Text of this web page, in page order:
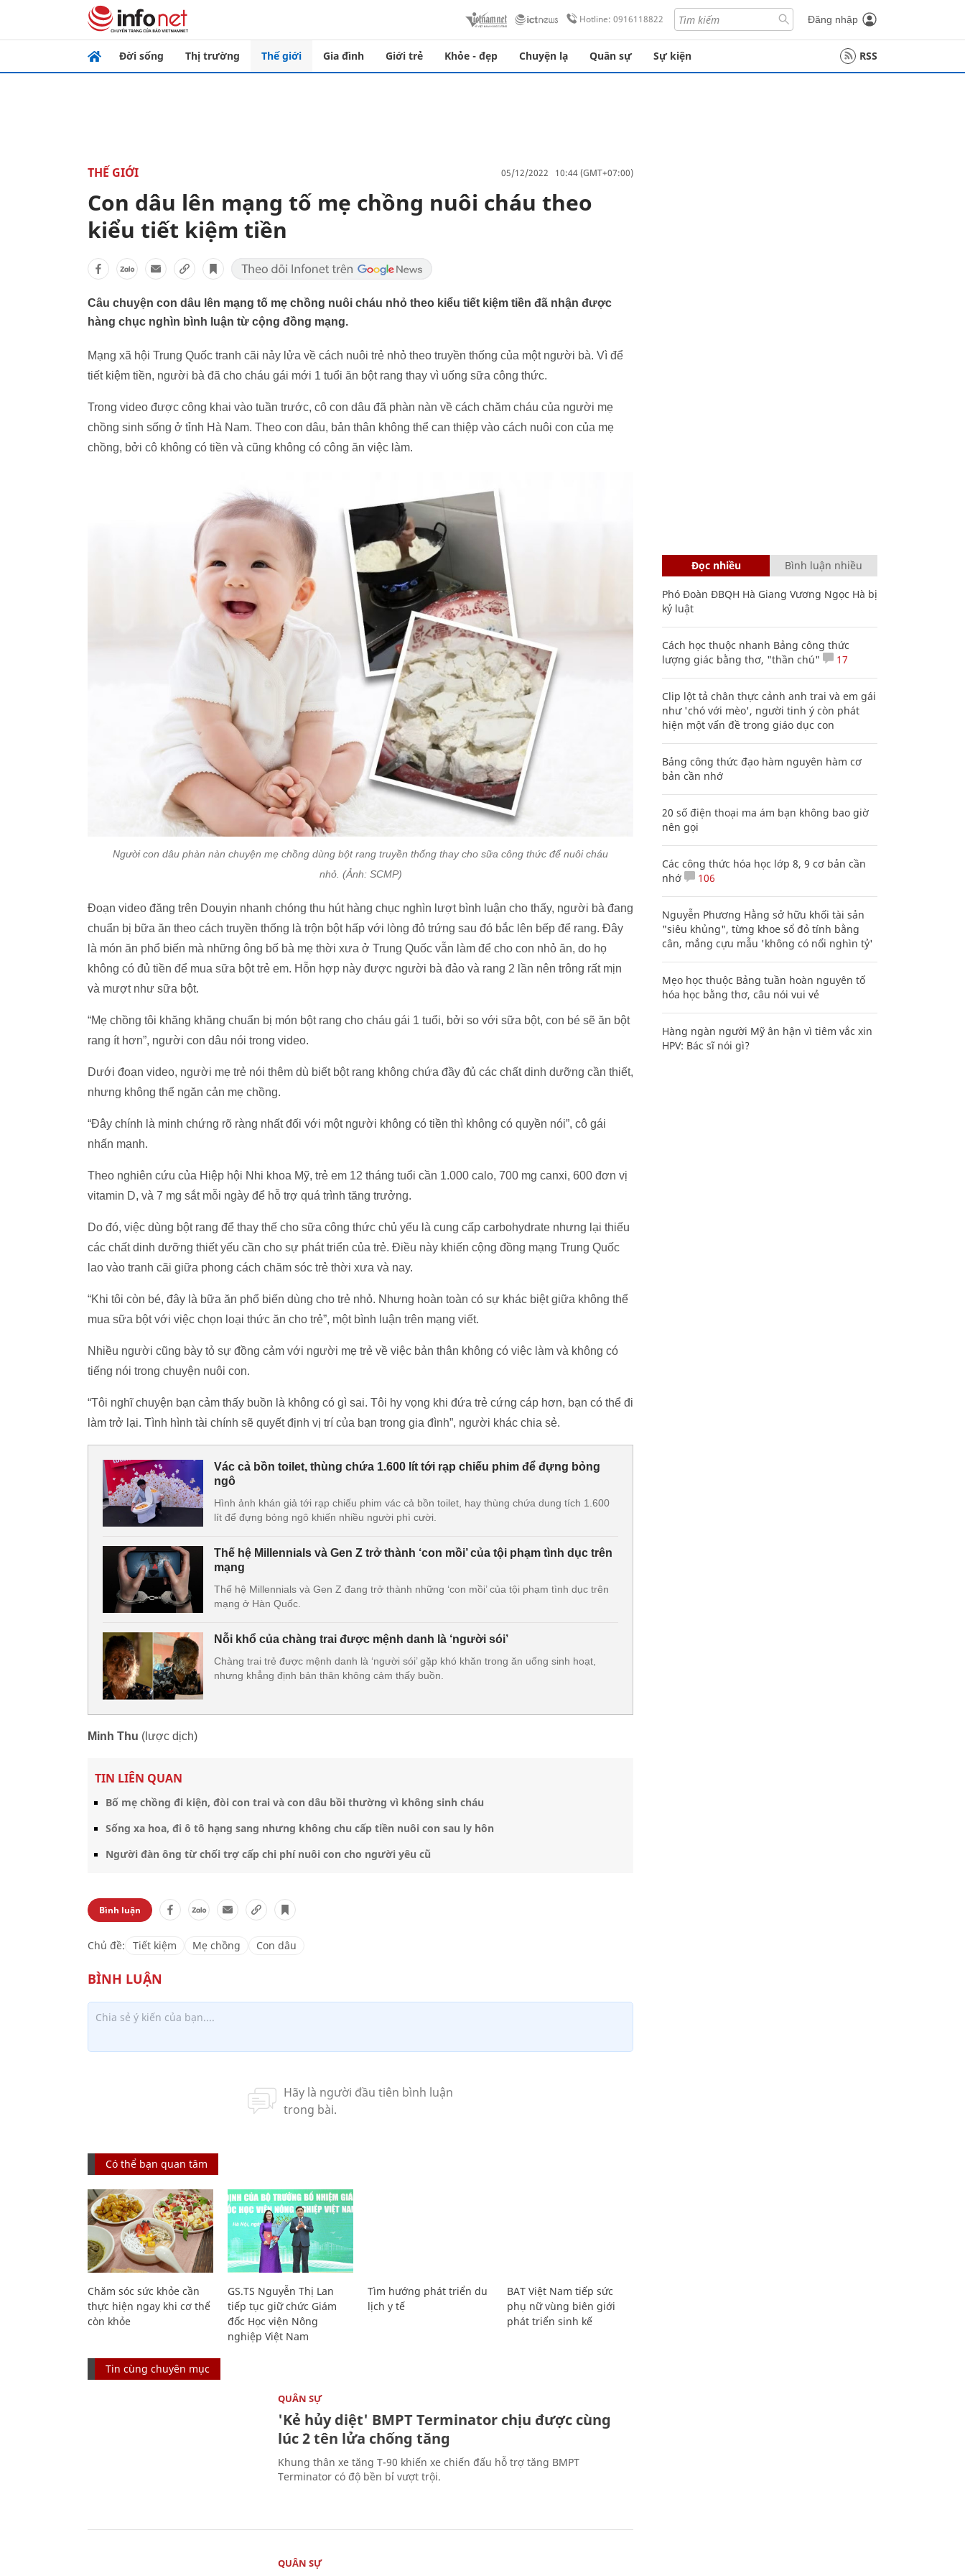
Hotline: 0916118822 Đăng nhập
Đời sống Thị trường Thế giới Gia đình Giới trẻ Khỏe - đẹp Chuyện lạ Quân sự Sự kiện RSS
THẾ GIỚI 05/12/2022 10:44 (GMT+07:00)
Con dâu lên mạng tố mẹ chồng nuôi cháu theo
kiểu tiết kiệm tiền
Câu chuyện con dâu lên mạng tố mẹ chồng nuôi cháu nhỏ theo kiểu tiết kiệm tiền đã nhận được
hàng chục nghìn bình luận từ cộng đồng mạng.
Mạng xã hội Trung Quốc tranh cãi nảy lửa về cách nuôi trẻ nhỏ theo truyền thống của một người bà. Vì để
tiết kiệm tiền, người bà đã cho cháu gái mới 1 tuổi ăn bột rang thay vì uống sữa công thức.
Trong video được công khai vào tuần trước, cô con dâu đã phàn nàn về cách chăm cháu của người mẹ
chồng sinh sống ở tỉnh Hà Nam. Theo con dâu, bản thân không thể can thiệp vào cách nuôi con của mẹ
chồng, bởi cô không có tiền và cũng không có công ăn việc làm.
Người con dâu phàn nàn chuyện mẹ chồng dùng bột rang truyền thống thay cho sữa công thức để nuôi cháu
nhỏ. (Ảnh: SCMP)
Đoạn video đăng trên Douyin nhanh chóng thu hút hàng chục nghìn lượt bình luận cho thấy, người bà đang
chuẩn bị bữa ăn theo cách truyền thống là trộn bột hấp với lòng đỏ trứng sau đó bắc lên bếp để rang. Đây
là món ăn phổ biến mà những ông bố bà mẹ thời xưa ở Trung Quốc vẫn làm để cho con nhỏ ăn, do họ
không có đủ tiền để mua sữa bột trẻ em. Hỗn hợp này được người bà đảo và rang 2 lần nên trông rất mịn
và mượt như sữa bột.
“Mẹ chồng tôi khăng khăng chuẩn bị món bột rang cho cháu gái 1 tuổi, bởi so với sữa bột, con bé sẽ ăn bột
rang ít hơn”, người con dâu nói trong video.
Dưới đoạn video, người mẹ trẻ nói thêm dù biết bột rang không chứa đầy đủ các chất dinh dưỡng cần thiết,
nhưng không thể ngăn cản mẹ chồng.
“Đây chính là minh chứng rõ ràng nhất đối với một người không có tiền thì không có quyền nói”, cô gái
nhấn mạnh.
Theo nghiên cứu của Hiệp hội Nhi khoa Mỹ, trẻ em 12 tháng tuổi cần 1.000 calo, 700 mg canxi, 600 đơn vị
vitamin D, và 7 mg sắt mỗi ngày để hỗ trợ quá trình tăng trưởng.
Do đó, việc dùng bột rang để thay thế cho sữa công thức chủ yếu là cung cấp carbohydrate nhưng lại thiếu
các chất dinh dưỡng thiết yếu cần cho sự phát triển của trẻ. Điều này khiến cộng đồng mạng Trung Quốc
lao vào tranh cãi giữa phong cách chăm sóc trẻ thời xưa và nay.
“Khi tôi còn bé, đây là bữa ăn phổ biến dùng cho trẻ nhỏ. Nhưng hoàn toàn có sự khác biệt giữa không thể
mua sữa bột với việc chọn loại thức ăn cho trẻ”, một bình luận trên mạng viết.
Nhiều người cũng bày tỏ sự đồng cảm với người mẹ trẻ về việc bản thân không có việc làm và không có
tiếng nói trong chuyện nuôi con.
“Tôi nghĩ chuyện bạn cảm thấy buồn là không có gì sai. Tôi hy vọng khi đứa trẻ cứng cáp hơn, bạn có thể đi
làm trở lại. Tình hình tài chính sẽ quyết định vị trí của bạn trong gia đình”, người khác chia sẻ.
Vác cả bồn toilet, thùng chứa 1.600 lít tới rạp chiếu phim để đựng bỏng
ngô
Hình ảnh khán giả tới rạp chiếu phim vác cả bồn toilet, hay thùng chứa dung tích 1.600
lít để đựng bỏng ngô khiến nhiều người phì cười.
Thế hệ Millennials và Gen Z trở thành ‘con mồi’ của tội phạm tình dục trên
mạng
Thế hệ Millennials và Gen Z đang trở thành những ‘con mồi’ của tội phạm tình dục trên
mạng ở Hàn Quốc.
Nỗi khổ của chàng trai được mệnh danh là ‘người sói’
Chàng trai trẻ được mệnh danh là ‘người sói’ gặp khó khăn trong ăn uống sinh hoạt,
nhưng khẳng định bản thân không cảm thấy buồn.
Minh Thu (lược dịch)
TIN LIÊN QUAN
Bố mẹ chồng đi kiện, đòi con trai và con dâu bồi thường vì không sinh cháu
Sống xa hoa, đi ô tô hạng sang nhưng không chu cấp tiền nuôi con sau ly hôn
Người đàn ông từ chối trợ cấp chi phí nuôi con cho người yêu cũ
Bình luận
Chủ đề: Tiết kiệm Mẹ chồng Con dâu
Có thể bạn quan tâm
Chăm sóc sức khỏe cần
thực hiện ngay khi cơ thể
còn khỏe
GS.TS Nguyễn Thị Lan
tiếp tục giữ chức Giám
đốc Học viện Nông
nghiệp Việt Nam
Tìm hướng phát triển du
lịch y tế
BAT Việt Nam tiếp sức
phụ nữ vùng biên giới
phát triển sinh kế
Tin cùng chuyên mục
QUÂN SỰ
'Kẻ hủy diệt' BMPT Terminator chịu được cùng
lúc 2 tên lửa chống tăng
Khung thân xe tăng T-90 khiến xe chiến đấu hỗ trợ tăng BMPT
Terminator có độ bền bỉ vượt trội.
QUÂN SỰ
Đọc nhiều Bình luận nhiều
Phó Đoàn ĐBQH Hà Giang Vương Ngọc Hà bị
kỷ luật
Cách học thuộc nhanh Bảng công thức
lượng giác bằng thơ, "thần chú"
17
Clip lột tả chân thực cảnh anh trai và em gái
như 'chó với mèo', người tinh ý còn phát
hiện một vấn đề trong giáo dục con
Bảng công thức đạo hàm nguyên hàm cơ
bản cần nhớ
20 số điện thoại ma ám bạn không bao giờ
nên gọi
Các công thức hóa học lớp 8, 9 cơ bản cần
nhớ
106
Nguyễn Phương Hằng sở hữu khối tài sản
"siêu khủng", từng khoe sổ đỏ tính bằng
cân, mắng cựu mẫu 'không có nổi nghìn tỷ'
Mẹo học thuộc Bảng tuần hoàn nguyên tố
hóa học bằng thơ, câu nói vui vẻ
Hàng ngàn người Mỹ ân hận vì tiêm vắc xin
HPV: Bác sĩ nói gì?